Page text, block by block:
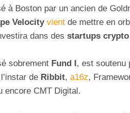
à Boston par un ancien de
Velocity vient de mettre en
dans des startups
sobrement Fund I , est soutenu
de Ribbit, a16z,
encore CMT Digital.